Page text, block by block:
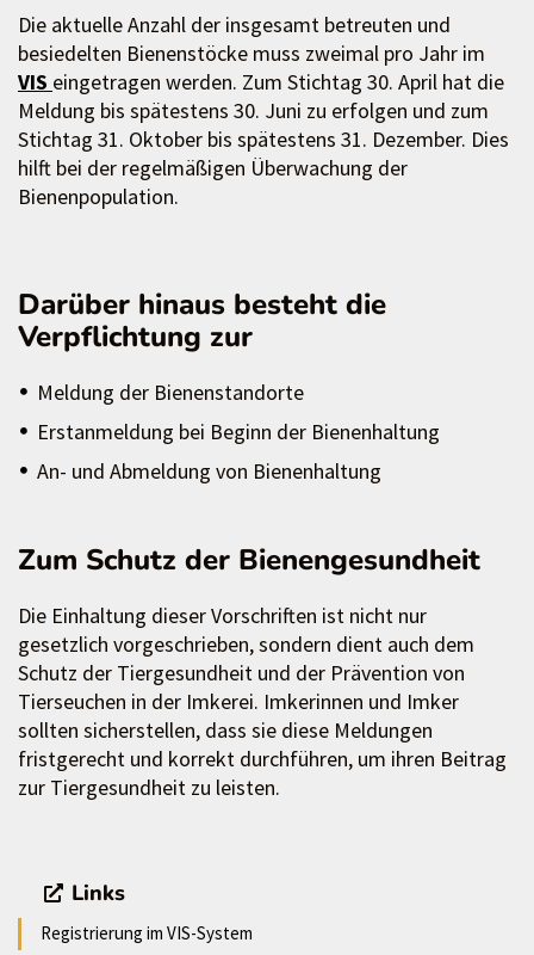
Die aktuelle Anzahl der insgesamt betreuten und
besiedelten Bienenstöcke muss zweimal pro Jahr im
VIS eingetragen werden. Zum Stichtag 30. April hat die
Meldung bis spätestens 30. Juni zu erfolgen und zum
Stichtag 31. Oktober bis spätestens 31. Dezember. Dies
hilft bei der regelmäßigen Überwachung der
Bienenpopulation.
Darüber hinaus besteht die
Verpflichtung zur
Meldung der Bienenstandorte
Erstanmeldung bei Beginn der Bienenhaltung
An- und Abmeldung von Bienenhaltung
Zum Schutz der Bienengesundheit
Die Einhaltung dieser Vorschriften ist nicht nur
gesetzlich vorgeschrieben, sondern dient auch dem
Schutz der Tiergesundheit und der Prävention von
Tierseuchen in der Imkerei. Imkerinnen und Imker
sollten sicherstellen, dass sie diese Meldungen
fristgerecht und korrekt durchführen, um ihren Beitrag
zur Tiergesundheit zu leisten.
Links
Registrierung im VIS-System